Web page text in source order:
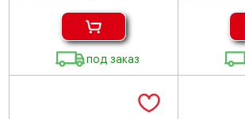
под заказ